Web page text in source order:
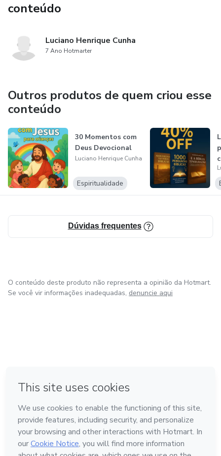
conteúdo
Luciano Henrique Cunha
7 Ano Hotmarter
Outros produtos de quem criou esse
conteúdo
30 Momentos com
Deus Devocional
Luciano Henrique Cunha
Espiritualidade
Dúvidas frequentes
O conteúdo deste produto não representa a opinião da Hotmart.
Se você vir informações inadequadas, denuncie aqui
Feito com ❤ em Bogotá
Conheça a Hotmart